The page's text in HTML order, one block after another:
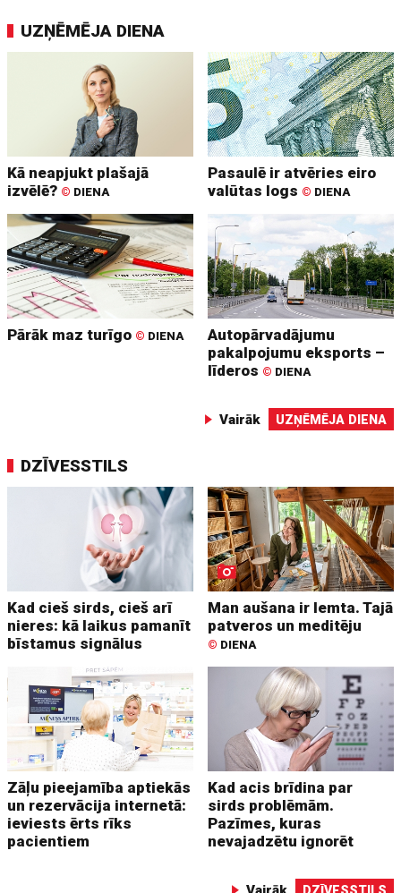
UZŅĒMĒJA DIENA
Kā neapjukt plašajā
izvēlē? © DIENA
Pasaulē ir atvēries eiro
valūtas logs © DIENA
Pārāk maz turīgo © DIENA
Autopārvadājumu
pakalpojumu eksports –
līderos © DIENA
Vairāk UZŅĒMĒJA DIENA
DZĪVESSTILS
Kad cieš sirds, cieš arī
nieres: kā laikus pamanīt
bīstamus signālus
Man aušana ir lemta. Tajā
patveros un meditēju
© DIENA
Zāļu pieejamība aptiekās
un rezervācija internetā:
ieviests ērts rīks
pacientiem
Kad acis brīdina par
sirds problēmām.
Pazīmes, kuras
nevajadzētu ignorēt
DZĪVESSTILS